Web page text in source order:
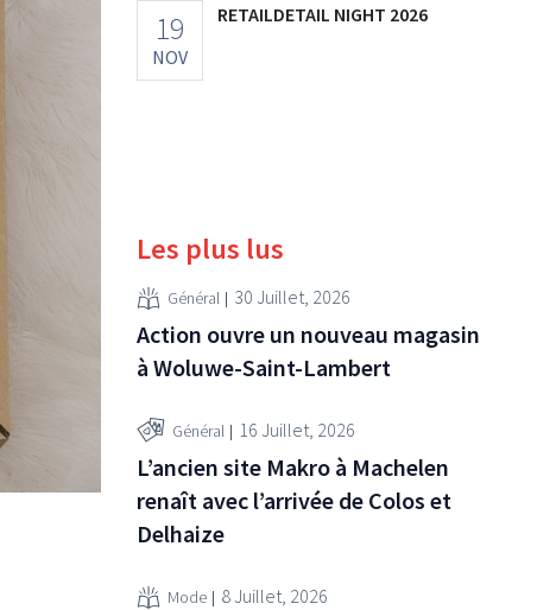
19
NOV
RETAILDETAIL NIGHT 2026
Les plus lus
Général 30 Juillet, 2026
Action ouvre un nouveau magasin
à Woluwe-Saint-Lambert
Général 16 Juillet, 2026
L’ancien site Makro à Machelen
renaît avec l’arrivée de Colos et
Delhaize
Mode 8 Juillet, 2026